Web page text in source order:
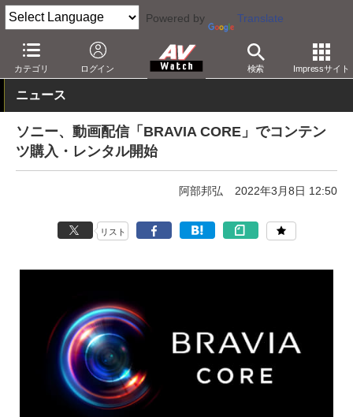
Powered by Translate
カテゴリ ログイン 検索 Impressサイト
AV Watch 製品 テレビ ソニー
ニュース
ソニー、動画配信「BRAVIA CORE」でコンテン
ツ購入・レンタル開始
阿部邦弘 2022年3月8日 12:50
リスト